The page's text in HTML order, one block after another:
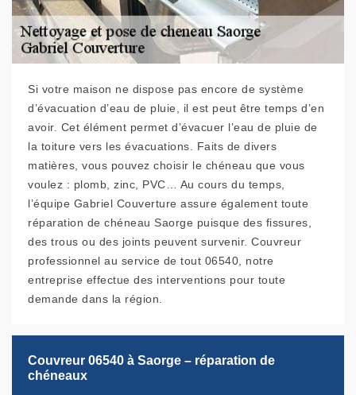
Si votre maison ne dispose pas encore de système
d’évacuation d’eau de pluie, il est peut être temps d’en
avoir. Cet élément permet d’évacuer l’eau de pluie de
la toiture vers les évacuations. Faits de divers
matières, vous pouvez choisir le chéneau que vous
voulez : plomb, zinc, PVC… Au cours du temps,
l’équipe Gabriel Couverture assure également toute
réparation de chéneau Saorge puisque des fissures,
des trous ou des joints peuvent survenir. Couvreur
professionnel au service de tout 06540, notre
entreprise effectue des interventions pour toute
demande dans la région.
Couvreur 06540 à Saorge – réparation de
chéneaux